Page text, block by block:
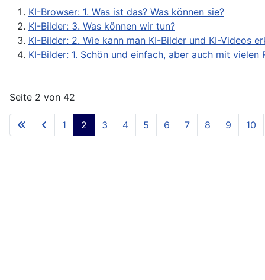
KI-Browser: 1. Was ist das? Was können sie?
KI-Bilder: 3. Was können wir tun?
KI-Bilder: 2. Wie kann man KI-Bilder und KI-Videos
KI-Bilder: 1. Schön und einfach, aber auch mit vielen
Seite 2 von 42
1 2 3 4 5 6 7 8 9 10